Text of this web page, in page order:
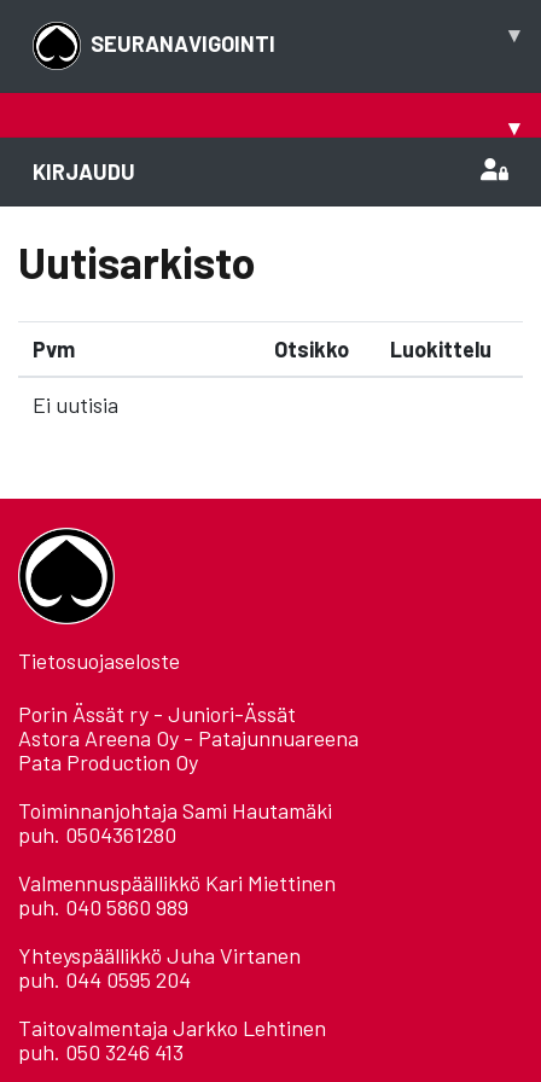
SEURANAVIGOINTI ▾
▾
KIRJAUDU
Uutisarkisto
Pvm Otsikko Luokittelu
Ei uutisia
Tietosuojaseloste
Porin Ässät ry - Juniori-Ässät
Astora Areena Oy - Patajunnuareena
Pata Production Oy
Toiminnanjohtaja Sami Hautamäki
puh. 0504361280
Valmennuspäällikkö Kari Miettinen
puh. 040 5860 989
Yhteyspäällikkö Juha Virtanen
puh. 044 0595 204
Taitovalmentaja Jarkko Lehtinen
puh. 050 3246 413